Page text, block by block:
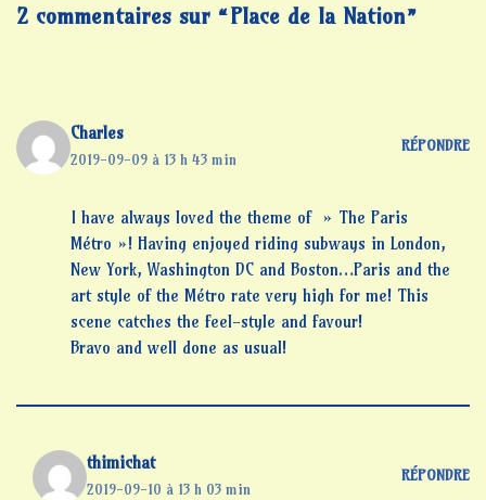
2 commentaires sur “Place de la Nation”
Charles
2019-09-09 à 13 h 43 min
RÉPONDRE
I have always loved the theme of » The Paris
Métro »! Having enjoyed riding subways in London,
New York, Washington DC and Boston…Paris and the
art style of the Métro rate very high for me! This
scene catches the feel-style and favour!
Bravo and well done as usual!
thimichat
2019-09-10 à 13 h 03 min
RÉPONDRE